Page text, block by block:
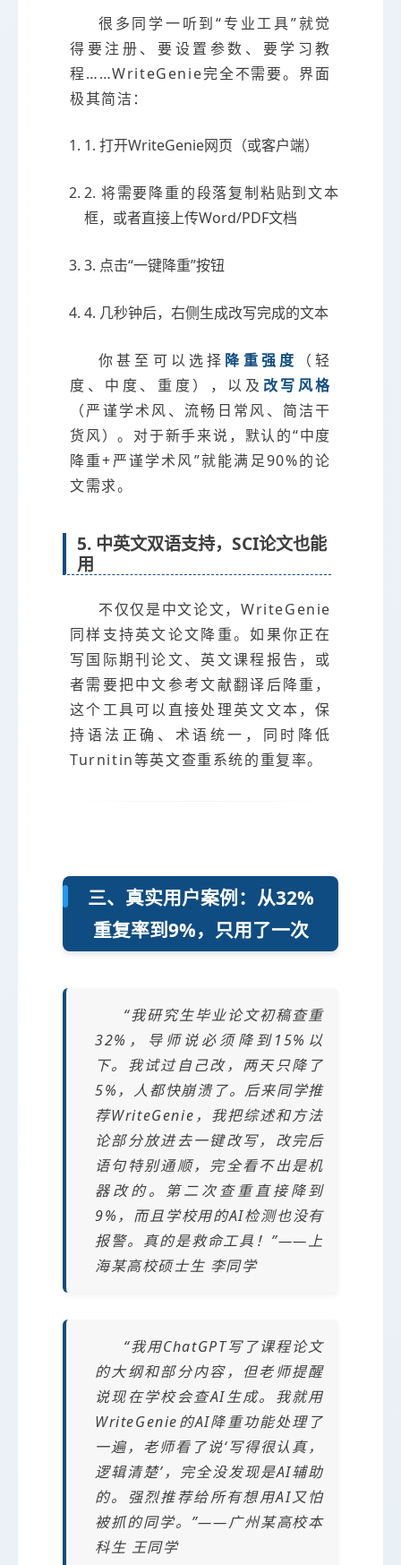
很多同学一听到“专业工具”就觉
得要注册、要设置参数、要学习教
程……WriteGenie完全不需要。界面
极其简洁：
1. 打开WriteGenie网页（或客户端）
2. 将需要降重的段落复制粘贴到文本
框，或者直接上传Word/PDF文档
3. 点击“一键降重”按钮
4. 几秒钟后，右侧生成改写完成的文本
你甚至可以选择 降重强度
（轻
度、中度、重度），以及 改写风格
（严谨学术风、流畅日常风、简洁干
货风）。对于新手来说，默认的“中度
降重+严谨学术风”就能满足90%的论
文需求。
5. 中英文双语支持，SCI论文也能
用
不仅仅是中文论文，WriteGenie
同样支持英文论文降重。如果你正在
写国际期刊论文、英文课程报告，或
者需要把中文参考文献翻译后降重，
这个工具可以直接处理英文文本，保
持语法正确、术语统一，同时降低
Turnitin等英文查重系统的重复率。
三、真实用户案例：从32%
重复率到9%，只用了一次
“我研究生毕业论文初稿查重
32%，导师说必须降到15%以
下。我试过自己改，两天只降了
5%，人都快崩溃了。后来同学推
荐WriteGenie，我把综述和方法
论部分放进去一键改写，改完后
语句特别通顺，完全看不出是机
器改的。第二次查重直接降到
9%，而且学校用的AI检测也没有
报警。真的是救命工具！”——上
海某高校硕士生 李同学
“我用ChatGPT写了课程论文
的大纲和部分内容，但老师提醒
说现在学校会查AI生成。我就用
WriteGenie的AI降重功能处理了
一遍，老师看了说‘写得很认真，
逻辑清楚’，完全没发现是AI辅助
的。强烈推荐给所有想用AI又怕
被抓的同学。”——广州某高校本
科生 王同学